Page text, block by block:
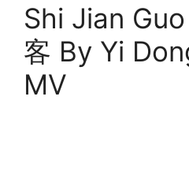
Shi Jian
客 By Yi
MV